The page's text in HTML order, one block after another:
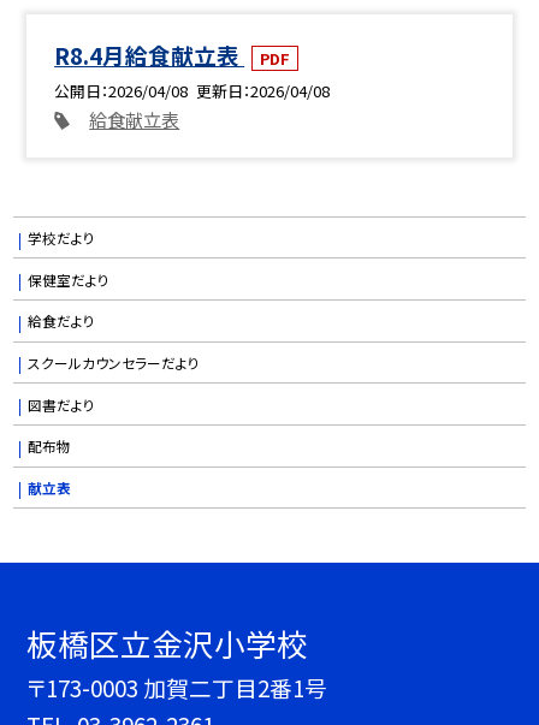
R8.4月給食献立表
PDF
公開日 2026/04/08 更新日 2026/04/08
給食献立表
学校だより
保健室だより
給食だより
スクールカウンセラーだより
図書だより
配布物
献立表
板橋区立金沢小学校
〒173-0003 加賀二丁目2番1号